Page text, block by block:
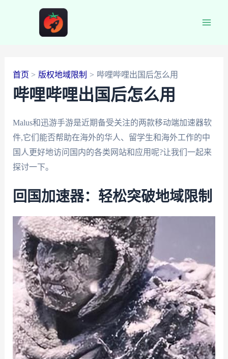
首页 版权地域限制 哔哩哔哩出国后怎么用
哔哩哔哩出国后怎么用
Malus和迅游手游是近期备受关注的两款移动端加速器软
件,它们能否帮助在海外的华人、留学生和海外工作的中
国人更好地访问国内的各类网站和应用呢?让我们一起来
探讨一下。
回国加速器：轻松突破地域限制